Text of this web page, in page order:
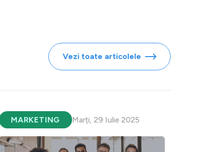
Vezi toate articolele
MARKETING Marți, 29 Iulie 2025